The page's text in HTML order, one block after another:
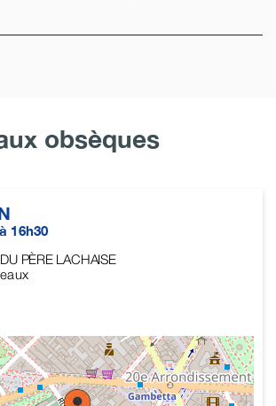
obsèques
16h30
PÈRE LACHAISE